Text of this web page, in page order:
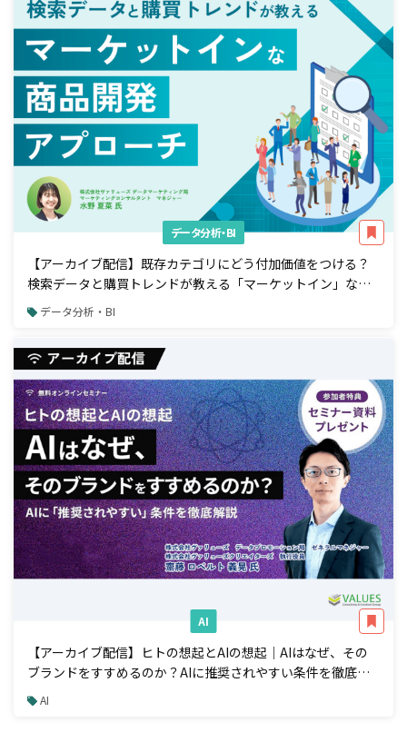
データ分析・BI
【アーカイブ配信】既存カテゴリにどう付加価値をつける？
検索データと購買トレンドが教える「マーケットイン」な商
品開発アプローチ
データ分析・BI
AI
【アーカイブ配信】ヒトの想起とAIの想起｜AIはなぜ、その
ブランドをすすめるのか？AIに推奨されやすい条件を徹底解
説 AI